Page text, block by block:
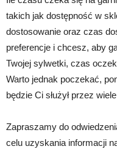
takich jak dostępność w
dostosowanie oraz czas
preferencje i chcesz, aby
Twojej sylwetki, czas
Warto jednak poczekać,
będzie Ci służył przez
Zapraszamy do
celu uzyskania informacji